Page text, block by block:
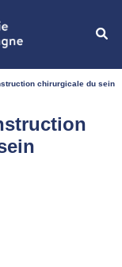
chirurgicale du sein